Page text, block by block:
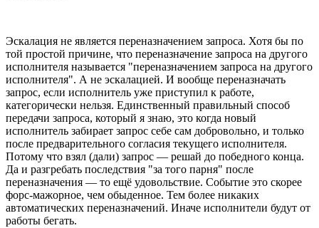
Эскалация не является переназначением запроса. Хотя бы по
той простой причине, что переназначение запроса на другого
исполнителя называется "переназначением запроса на другого
исполнителя". А не эскалацией. И вообще переназначать
запрос, если исполнитель уже приступил к работе,
категорически нельзя. Единственный правильный способ
передачи запроса, который я знаю, это когда новый
исполнитель забирает запрос себе сам добровольно, и только
после предварительного согласия текущего исполнителя.
Потому что взял (дали) запрос — решай до победного конца.
Да и разгребать последствия "за того парня" после
переназначения — то ещё удовольствие. Событие это скорее
форс-мажорное, чем обыденное. Тем более никаких
автоматических переназначений. Иначе исполнители будут от
работы бегать.